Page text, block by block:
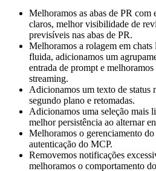
Melhoramos as abas de PR com
claros, melhor visibilidade de
previsíveis nas abas de PR.
Melhoramos a rolagem em
fluida, adicionamos um
entrada de prompt e
streaming.
Adicionamos um texto de status
segundo plano e retomadas.
Adicionamos uma seleção mais
melhor persistência ao alternar
Melhoramos o gerenciamento
autenticação do MCP.
Removemos notificações
melhoramos o comportamento